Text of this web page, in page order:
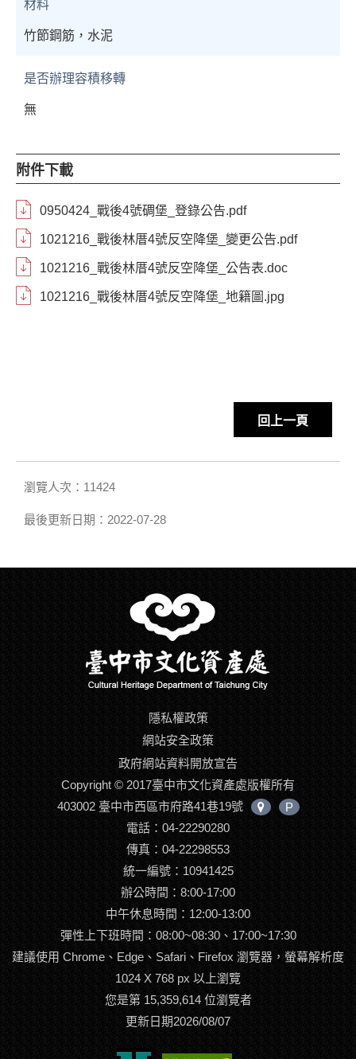
材料
竹節鋼筋，水泥
是否辦理容積移轉
無
附件下載
0950424_戰後4號碉堡_登錄公告.pdf
1021216_戰後林厝4號反空降堡_變更公告.pdf
1021216_戰後林厝4號反空降堡_公告表.doc
1021216_戰後林厝4號反空降堡_地籍圖.jpg
回上一頁
瀏覽人次：11424
最後更新日期：2022-07-28
隱私權政策
網站安全政策
政府網站資料開放宣告
Copyright © 2017臺中市文化資產處版權所有
403002 臺中市西區市府路41巷19號
中
P
電話：04-22290280
傳真：04-22298553
統一編號：10941425
辦公時間：8:00-17:00
中午休息時間：12:00-13:00
彈性上下班時間：08:00~08:30、17:00~17:30
建議使用 Chrome、Edge、Safari、Firefox 瀏覽器，螢幕解析度
1024 X 768 px 以上瀏覽
您是第 15,359,614 位瀏覽者
更新日期2026/08/07